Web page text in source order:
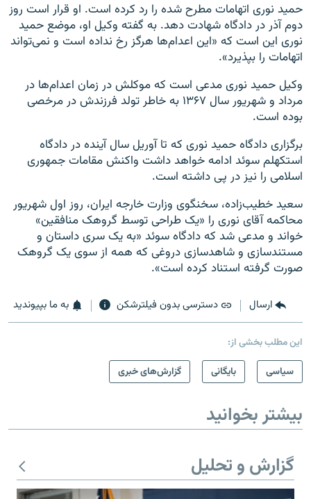
حمید نوری اتهامات مطرح شده را رد کرده است. او قرار است روز
دوم آذر در دادگاه شهادت دهد. به گفته وکیل او، موضع حمید
نوری این است که «این اعدام‌ها هرگز رخ نداده است و نمی‌تواند
اتهامات را بپذیرد».
وکیل حمید نوری مدعی است که موکلش در زمان اعدام‌ها در
مرداد و شهریور سال ۱۳۶۷ به خاطر تولد فرزندش در مرخصی
بوده است.
برگزاری دادگاه حمید نوری که تا آوریل سال آینده در دادگاه
استکهلم سوئد ادامه خواهد داشت واکنش مقامات جمهوری
اسلامی را نیز در پی داشته است.
سعید خطیب‌زاده، سخنگوی وزارت خارجه ایران، روز اول شهریور
محاکمه آقای نوری را «یک طراحی توسط گروهک منافقین»
خواند و مدعی شد که دادگاه سوئد «به یک سری داستان و
مستندسازی و شاهدسازی دروغی که همه از سوی یک گروهک
صورت گرفته استناد کرده است».
ارسال دسترسی بدون فیلترشکن به ما بپیوندید
این مطلب بخشی از:
سیاسی
بایگانی گزارش‌های خبری
بیشتر بخوانید
گزارش و تحلیل